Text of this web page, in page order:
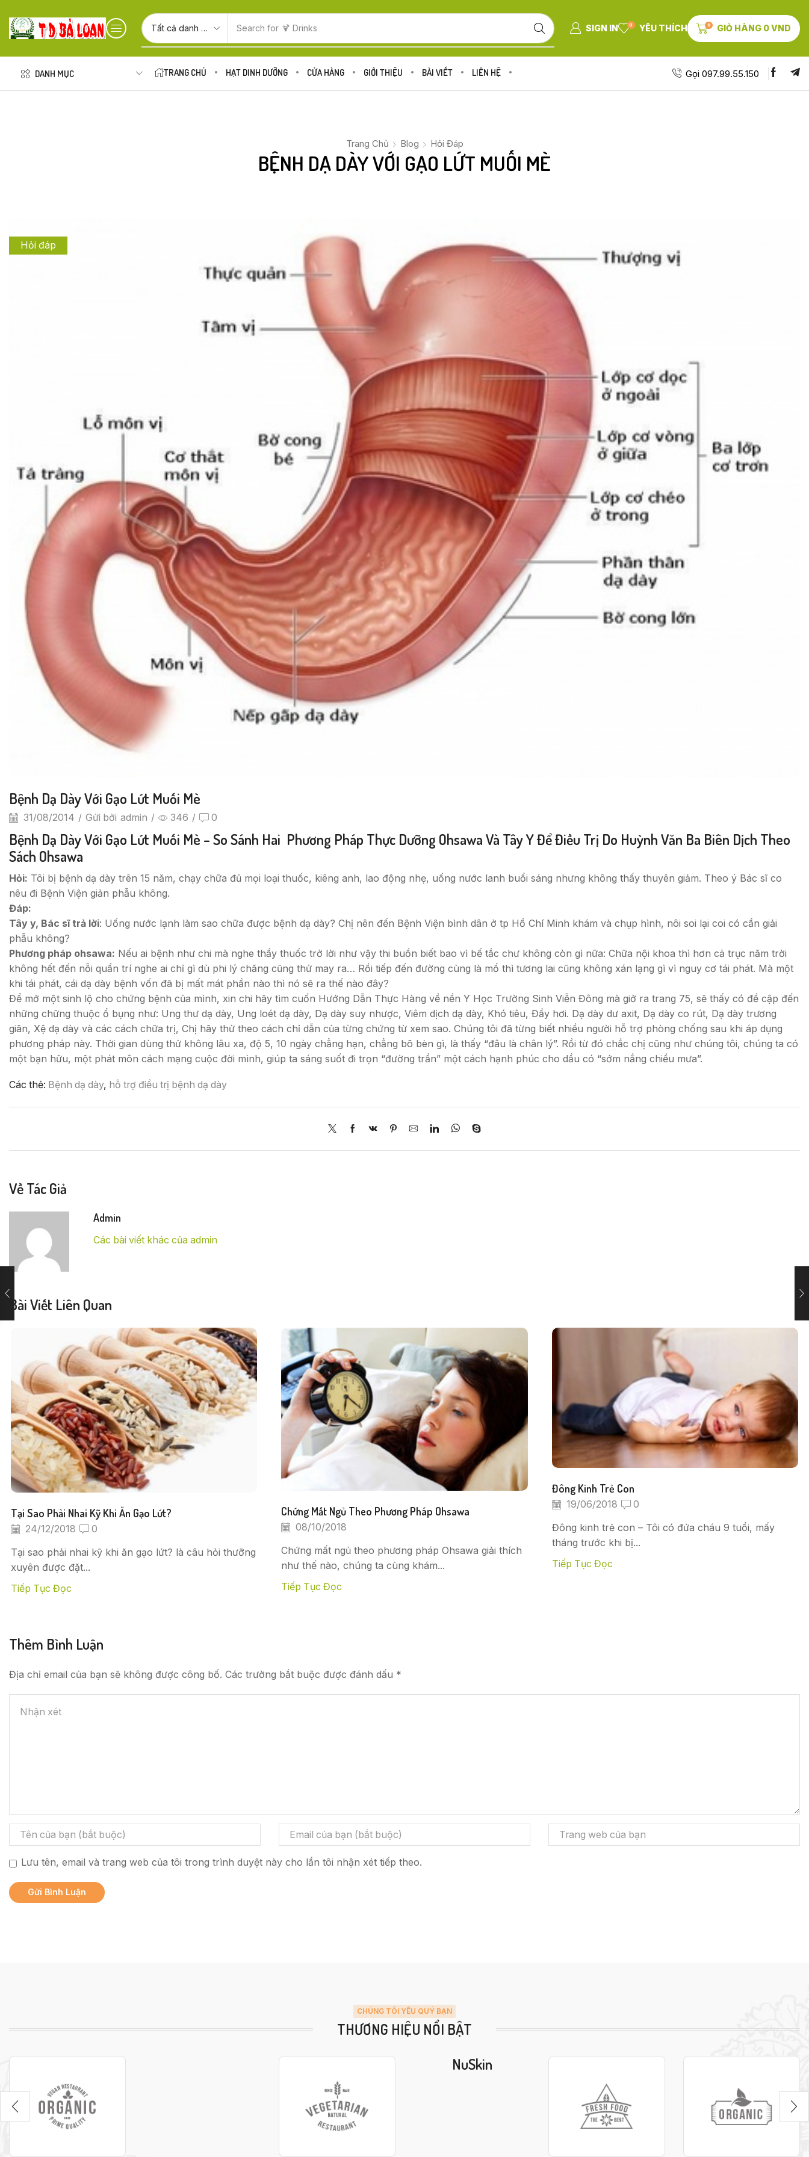
Search for 🍋 Fruits SIGN IN 0 YÊU THÍCH 0 GIỎ HÀNG 0VND
DANH MỤC TRANG CHỦ HẠT DINH DƯỠNG CỬA HÀNG GIỚI THIỆU BÀI VIẾT LIÊN HỆ Gọi 097.99.55.150
Trang Chủ Blog Hỏi Đáp
BỆNH DẠ DÀY VỚI GẠO LỨT MUỐI MÈ
Hỏi đáp
Bệnh Dạ Dày Với Gạo Lứt Muối Mè
31/08/2014 / Gửi bởi admin / 346 / 0
Bệnh Dạ Dày Với Gạo Lứt Muối Mè – So Sánh Hai Phương Pháp Thực Dưỡng Ohsawa Và Tây Y Để Điều Trị Do Huỳnh Văn Ba Biên Dịch Theo
Sách Ohsawa
Hỏi: Tôi bị bệnh dạ dày trên 15 năm, chạy chữa đủ mọi loại thuốc, kiêng anh, lao động nhẹ, uống nước lanh buổi sáng nhưng không thấy thuyên giảm. Theo ý Bác sĩ co
nêu đi Bệnh Viện giản phẫu không.
Đáp:
Tây y, Bác sĩ trả lời: Uống nước lạnh làm sao chữa được bệnh dạ dày? Chị nên đến Bệnh Viện bình dân ở tp Hồ Chí Minh khám và chụp hình, nôi soi lại coi có cần giải
phẫu không?
Phương pháp ohsawa: Nếu ai bệnh như chi mà nghe thầy thuốc trở lời như vậy thi buồn biết bao vì bế tắc chư không còn gì nữa: Chữa nội khoa thì hơn cả trục năm trời
không hết đến nỗi quẩn trí nghe ai chỉ gì dù phi lý chăng cũng thử may ra… Rồi tiếp đến đường cùng là mổ thì tương lai cũng không xán lạng gì vì nguy cơ tái phát. Mà một
khi tái phát, cái dạ dày bệnh vốn đã bị mất mát phần nào thì nó sẽ ra thế nào đây?
Để mở một sinh lộ cho chứng bệnh của mình, xin chi hãy tìm cuốn Hướng Dẫn Thực Hàng về nền Y Học Trường Sinh Viễn Đông mà giở ra trang 75, sẽ thấy có đề cập đến
những chững thuộc ổ bụng như: Ung thư dạ dày, Ung loét dạ dày, Dạ dày suy nhược, Viêm dịch dạ dày, Khó tiêu, Đầy hơi. Dạ dày dư axit, Dạ dày co rút, Dạ dày trương
giãn, Xệ dạ dày và các cách chữa trị, Chị hãy thử theo cách chỉ dẫn của từng chứng từ xem sao. Chúng tôi đã từng biết nhiều người hỗ trợ phòng chống sau khi áp dụng
phương pháp này. Thời gian dùng thử không lâu xa, độ 5, 10 ngày chẳng hạn, chẳng bõ bèn gì, là thấy “đâu là chân lý”. Rồi từ đó chắc chị cũng như chúng tôi, chúng ta có
một bạn hữu, một phát môn cách mạng cuộc đời mình, giúp ta sáng suốt đi trọn “đường trần” một cách hạnh phúc cho dầu có “sớm nắng chiều mưa”.
Các thẻ: Bệnh dạ dày, hỗ trợ điều trị bệnh dạ dày
Về Tác Giả
Admin
Các bài viết khác của admin
Bài Viết Liên Quan
Tại Sao Phải Nhai Kỹ Khi Ăn Gạo Lứt?
24/12/2018 0
Tại sao phải nhai kỹ khi ăn gạo lứt? là câu hỏi thưỡng
xuyên được đặt...
Tiếp Tục Đọc
Chứng Mất Ngủ Theo Phương Pháp Ohsawa
08/10/2018
Chứng mất ngủ theo phương pháp Ohsawa giải thích
như thế nào, chúng ta cùng khám...
Tiếp Tục Đọc
Đông Kinh Trẻ Con
19/06/2018 0
Đông kinh trẻ con – Tôi có đứa cháu 9 tuổi, mấy
tháng trước khi bị...
Tiếp Tục Đọc
Thêm Bình Luận
Địa chỉ email của bạn sẽ không được công bố. Các trường bắt buộc được đánh dấu *
Lưu tên, email và trang web của tôi trong trình duyệt này cho lần tôi nhận xét tiếp theo.
CHÚNG TÔI YÊU QUÝ BẠN
THƯƠNG HIỆU NỔI BẬT
NuSkin